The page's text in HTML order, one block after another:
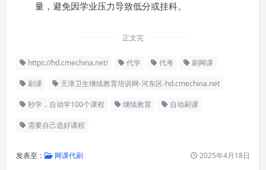
量，避免因学业压力导致低分或挂科。
正文完
https://hd.cmechina.net/ 代学 代考 刷网课
刷课 天津卫生继续教育培训网-河东区-hd.cmechina.net
秒学，自动学100个课程 继续教育 自动刷课
需要自己选好课程
发表至： 网课代刷 2025年4月18日